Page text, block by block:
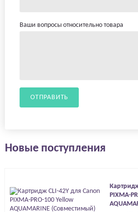
Ваши вопросы относительно товара
ОТПРАВИТЬ
Новые поступления
PIXMA-